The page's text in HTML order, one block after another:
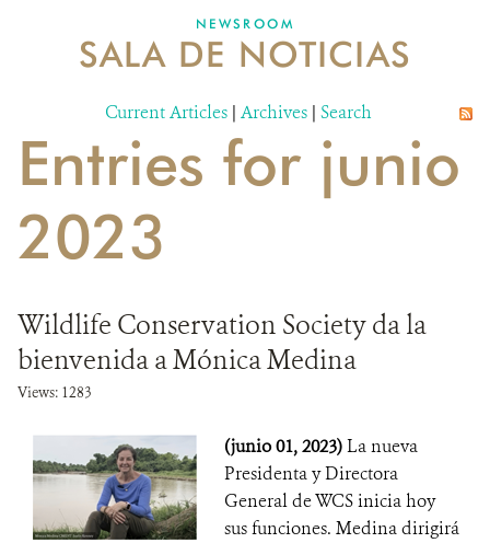
MECANISMO DE ATENCIÓN DE QUEJAS Y RECLAMOS
DONA
NEWSROOM
SALA DE NOTICIAS
Current Articles | Archives | Search
Entries for junio
2023
Wildlife Conservation Society da la
bienvenida a Mónica Medina
Views: 1283
(junio 01, 2023)La nueva
Presidenta y Directora
General de WCS inicia hoy
sus funciones. Medina dirigirá